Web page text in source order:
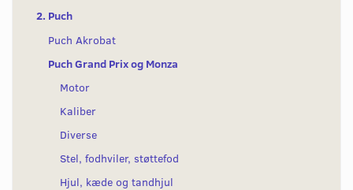
2. Puch
Puch Akrobat
Puch Grand Prix og Monza
Motor
Kaliber
Diverse
Stel, fodhviler, støttefod
Hjul, kæde og tandhjul